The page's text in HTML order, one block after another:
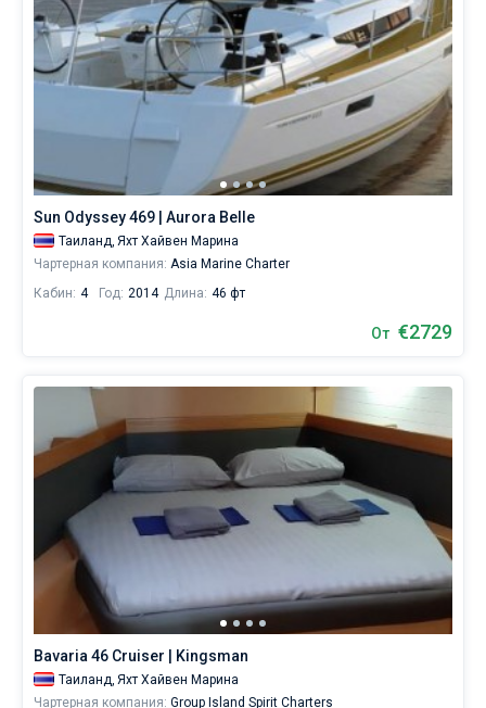
Sun Odyssey 469 | Aurora Belle
Таиланд, Яхт Хайвен Марина
Чартерная компания: Asia Marine Charter
Кабин: 4 Год: 2014 Длина: 46 фт
От €2729
Bavaria 46 Cruiser | Kingsman
Таиланд, Яхт Хайвен Марина
Чартерная компания: Group Island Spirit Charters